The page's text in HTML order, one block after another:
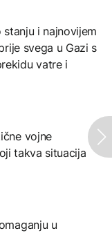
i najnovijem
svega u Gazi s
vatre i
vojne
takva situacija
u